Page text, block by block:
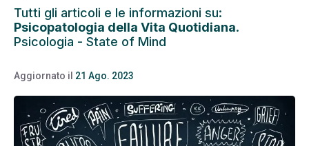
Tutti gli articoli e le informazioni su:
Psicopatologia della Vita Quotidiana.
Psicologia - State of Mind
Aggiornato il 21 Ago. 2023